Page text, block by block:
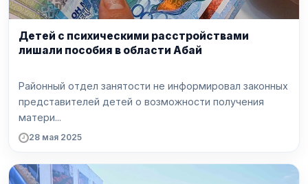
Детей с психическими расстройствами
лишали пособия в области Абай
Районный отдел занятости не информировал законных
представителей детей о возможности получения
матери...
28 мая 2025